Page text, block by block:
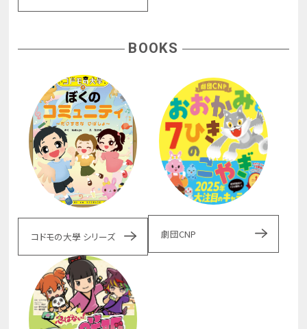
BOOKS
コドモの大學 シリーズ 劇団CNP